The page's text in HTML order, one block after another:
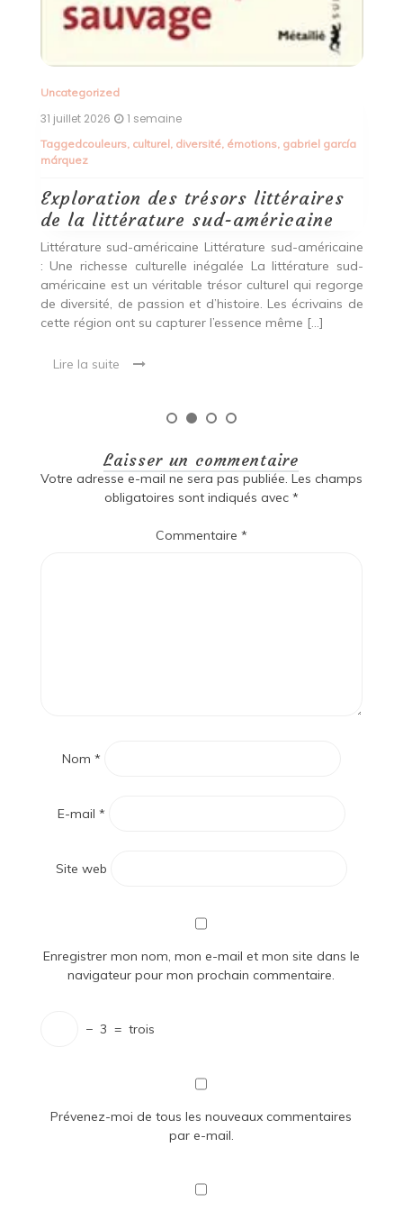
monde La littérature étrangère est un trésor culturel
qui nous permet de voyager à travers les mots et les
histoires des auteurs du monde entier. Chaque pays
Lire la suite
Laisser un commentaire
Votre adresse e-mail ne sera pas publiée. Les champs
obligatoires sont indiqués avec *
Commentaire *
Nom *
E-mail *
Site web
Enregistrer mon nom, mon e-mail et mon site dans le
navigateur pour mon prochain commentaire.
− 3 = trois
Prévenez-moi de tous les nouveaux commentaires
par e-mail.